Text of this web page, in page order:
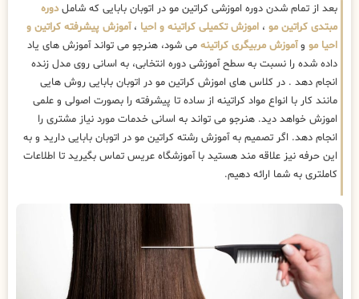
بعد از تمام شدن دوره اموزشی کراتین مو در اتوبان بابایی که شاملدوره
مبتدی کراتین مو ، اموزش تکمیلی کراتینه و احیا ،آموزش پیشرفته کراتین و
احیا مو وآموزش مربیگری کراتینه می شود، هنرجو می تواند آموزش های یاد
داده شده را نسبت به سطح آموزشی دوره انتخابی، به اسانی روی مدل زنده
انجام دهد . در کلاس های اموزش کراتین مو در اتوبان بابایی روش هایی
مانند کار با انواع مواد کراتینه از ساده تا پیشرفته را بصورت اصولی و علمی
اموزش خواهد دید. هنرجو می تواند به اسانی خدمات مورد نیاز مشتری را
انجام دهد. اگر تصمیم به آموزش رشته کراتین مو در اتوبان بابایی دارید و به
این حرفه نیز علاقه مند هستید با آموزشگاه عریس تماس بگیرید تا اطلاعات
کاملتری به شما ارائه دهیم.